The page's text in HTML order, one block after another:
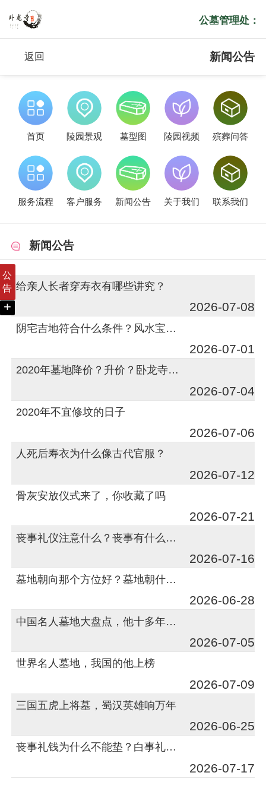
公
告
+
公墓管理处：
返回 新闻公告
首页 陵园景观 墓型图 陵园视频 殡葬问答
服务流程 客户服务 新闻公告 关于我们 联系我们
新闻公告
给亲人长者穿寿衣有哪些讲究？
2026-07-08
阴宅吉地符合什么条件？风水宝地的基本要求
2026-07-01
2020年墓地降价？升价？卧龙寺公墓告诉你
2026-07-04
2020年不宜修坟的日子
2026-07-06
人死后寿衣为什么像古代官服？
2026-07-12
骨灰安放仪式来了，你收藏了吗
2026-07-21
丧事礼仪注意什么？丧事有什么礼仪须知？
2026-07-16
墓地朝向那个方位好？墓地朝什么方向好
2026-06-28
中国名人墓地大盘点，他十多年都还未下葬
2026-07-05
世界名人墓地，我国的他上榜
2026-07-09
三国五虎上将墓，蜀汉英雄响万年
2026-06-25
丧事礼钱为什么不能垫？白事礼钱不能垫的原因
2026-07-17